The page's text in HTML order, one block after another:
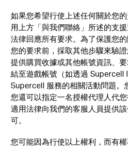
如果您希望行使上述任何關於您
用上方「與我們聯絡」所述的支
法律回應所有要求。為了保護您
您的要求前，採取其他步驟來驗
提供購買收據或其他帳號資訊、
結至遊戲帳號（如透過 Supercell
Supercell 服務的相關活動問題。
您還可以指定一名授權代理人代
適用法律向我們的客服人員提供
可。
您可能因為行使以上權利，而有權